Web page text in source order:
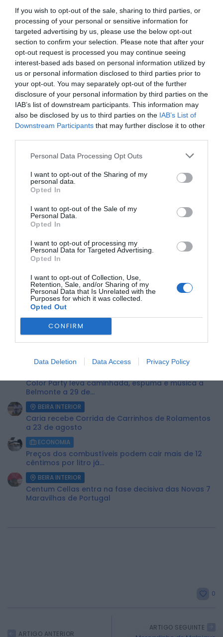
If you wish to opt-out of the sale, sharing to third parties, or
processing of your personal or sensitive information for
targeted advertising by us, please use the below opt-out
section to confirm your selection. Please note that after your
opt-out request is processed you may continue seeing
interest-based ads based on personal information utilized by
us or personal information disclosed to third parties prior to
your opt-out. You may separately opt-out of the further
disclosure of your personal information by third parties on the
IAB’s list of downstream participants. This information may
also be disclosed by us to third parties on the IAB’s List of
Downstream Participants that may further disclose it to other
Personal Data Processing Opt Outs
I want to opt-out of the Sharing of my
personal data.
Opted In
I want to opt-out of the Sale of my
Personal Data.
Opted In
I want to opt-out of processing my
Personal Data for Targeted Advertising.
Opted In
I want to opt-out of Collection, Use,
Retention, Sale, and/or Sharing of my
Personal Data that Is Unrelated with the
Purposes for which it was collected.
Opted Out
CONFIRM
Data Deletion Data Access Privacy Policy
No dia11 de abril, o Agrupamento de Escolas do Sabugal
recebe a iniciativa“Férias Musicais”, promovida pela
Escola de Música de Belmonte/Polo do Ensino Articulado
do Sabugal
Dirigido aos alunos do1.º Ciclo do Ensino Básico, o evento
oferece uma experiência interativa, permitindo o contacto
direto com diversos instrumentos musicais e explorando a
criatividade das crianças através davoz e da percussão
corporal.
Mais informações e inscrições disponíveis em:
Texto – Beatriz Tavares
ÚLTIMA HORA:
ULS da Cova da Beira assinala Dia da Grávida com
iniciativa “Maternidade_con_Vida”
BEIRA INTERIOR
Tortosendo assinala 99.º aniversário da elevação
a vila com espetáculo de teatro
BEIRA INTERIOR
Color Party leva caminhada, espuma e música a
Belmonte a 29 de...
BEIRA INTERIOR
Caria recebe Corrida de Carrinhos de Rolamentos
a 23 de agosto
ECONOMIA
Preços dos combustíveis podem cair mais de 12
cêntimos por litro já...
BEIRA INTERIOR
Centum Cellas entra na fase decisiva das Novas 7
Maravilhas de Portugal
0
ARTIGO ANTERIOR
ARTIGO SEGUINTE